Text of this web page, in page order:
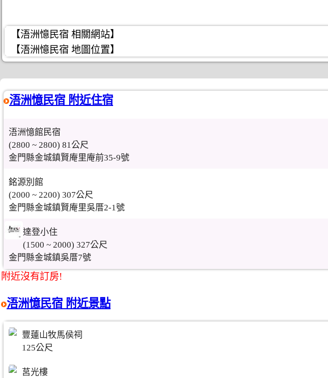
【浯洲憶民宿 相關網站】
【浯洲憶民宿 地圖位置】
浯洲憶民宿 附近住宿
浯洲憶館民宿
(2800 ~ 2800) 81公尺
金門縣金城鎮賢庵里庵前35-9號
銘源別館
(2000 ~ 2200) 307公尺
金門縣金城鎮賢庵里吳厝2-1號
達登小住
(1500 ~ 2000) 327公尺
金門縣金城鎮吳厝7號
附近沒有訂房!
浯洲憶民宿 附近景點
豐蓮山牧馬侯祠
125公尺
莒光樓